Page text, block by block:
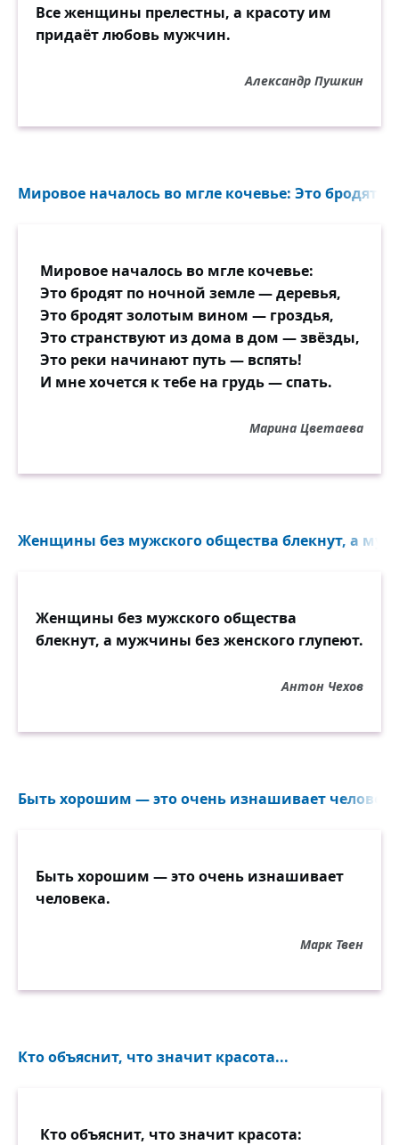
Все женщины прелестны, а красоту им
придаёт любовь мужчин.
Александр Пушкин
Мировое началось во мгле кочевье: Это бродят
Мировое началось во мгле кочевье:
Это бродят по ночной земле — деревья,
Это бродят золотым вином — гроздья,
Это странствуют из дома в дом — звёзды,
Это реки начинают путь — вспять!
И мне хочется к тебе на грудь — спать.
Марина Цветаева
Женщины без мужского общества блекнут, а
Женщины без мужского общества
блекнут, а мужчины без женского глупеют.
Антон Чехов
Быть хорошим — это очень изнашивает
Быть хорошим — это очень изнашивает
человека.
Марк Твен
Кто объяснит, что значит красота...
Кто объяснит, что значит красота: